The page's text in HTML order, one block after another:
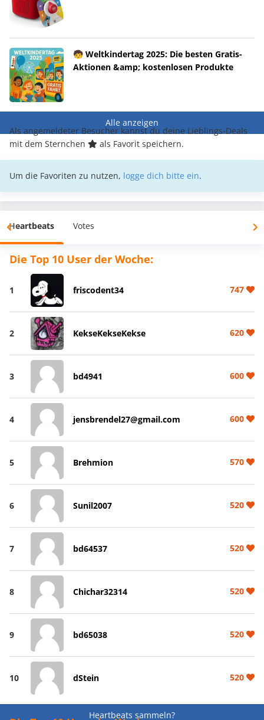
🧒 Weltkindertag 2025: Die besten Gratis-
Aktionen &amp; kostenlosen Produkte
Alle anzeigen
Als angemeldeter Besucher kannst du deine Lieblings-Deals
mit dem Sternchen
als Favorit speichern.
Um die Favoriten zu nutzen, logge dich bitte ein.
Heartbeats Votes
Die Top 10 User der Woche:
1 friscodent34 747
2 KekseKekseKekse 620
3 bd4941 600
4 jensbrendel27@gmail.com 600
5 Brehmion 570
6 Sunil2007 520
7 bd64537 520
8 Chichar32314 520
9 bd65038 520
10 dStein 520
Heartbeats sammeln?